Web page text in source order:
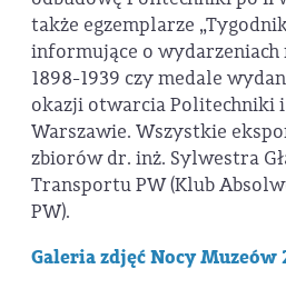
także egzemplarze
informujące o wydarzeniach
1898-1939 czy medale
okazji otwarcia Politechniki
Warszawie. Wszystkie
zbiorów dr. inż. Sylwestra
Transportu PW (Klub
PW).
Galeria zdjęć Nocy Muzeów